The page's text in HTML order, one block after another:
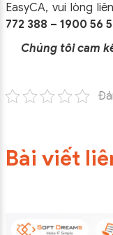
EasyCA, vui lòng
772 388 – 1900 56
Chúng tôi cam
Bài viết